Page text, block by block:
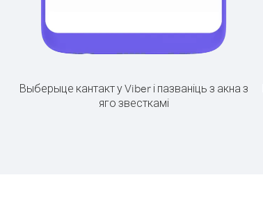
Выберыце кантакт у Viber і пазваніць з акна з
яго звесткамі